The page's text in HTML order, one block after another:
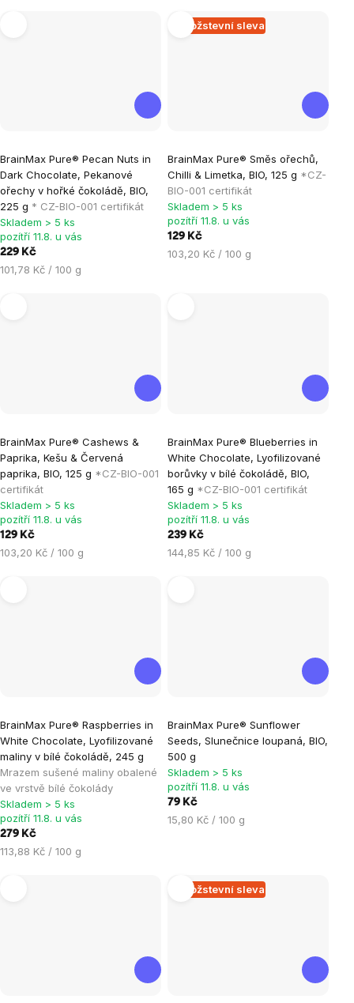
BrainMax Pure® Pecan Nuts in
Dark Chocolate, Pekanové
ořechy v hořké čokoládě, BIO,
225 g * CZ-BIO-001 certifikát
Skladem > 5 ks
pozítří 11.8. u vás
229 Kč
Měrná
101,78 Kč / 100 g
Množstevní sleva
BrainMax Pure® Směs ořechů,
Chilli & Limetka, BIO, 125 g *CZ-
BIO-001 certifikát
hodnocení
produktu
je
5,0
z
5
Skladem > 5 ks
pozítří 11.8. u vás
129 Kč
Měrná
103,20 Kč / 100 g
BrainMax Pure® Cashews &
Paprika, Kešu & Červená
paprika, BIO, 125 g *CZ-BIO-001
certifikát
hodnocení
produktu
je
0,0
z
Skladem > 5 ks
pozítří 11.8. u vás
129 Kč
Měrná
103,20 Kč / 100 g
BrainMax Pure® Blueberries in
White Chocolate, Lyofilizované
borůvky v bílé čokoládě, BIO,
165 g *CZ-BIO-001 certifikát
hodnocení
produktu
je
5,0
z
Skladem > 5 ks
pozítří 11.8. u vás
239 Kč
Měrná
144,85 Kč / 100 g
BrainMax Pure® Raspberries in
White Chocolate, Lyofilizované
maliny v bílé čokoládě, 245 g
Mrazem sušené maliny obalené
ve vrstvě bílé čokolády
hodnocení
produktu
je
5,0
z
5
hvězdiček.
Skladem > 5 ks
pozítří 11.8. u vás
279 Kč
Měrná
113,88 Kč / 100 g
BrainMax Pure® Sunflower
Seeds, Slunečnice loupaná, BIO,
500 g
Skladem > 5 ks
pozítří 11.8. u vás
79 Kč
Měrná
15,80 Kč / 100 g
Množstevní sleva